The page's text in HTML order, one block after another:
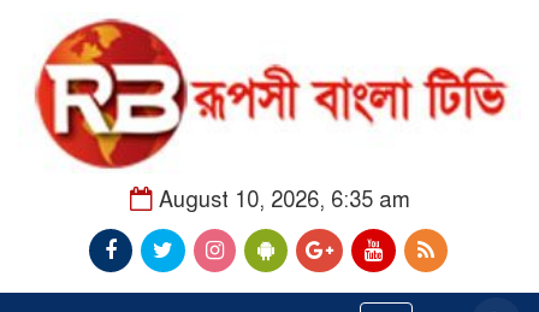
August 10, 2026, 6:35 am